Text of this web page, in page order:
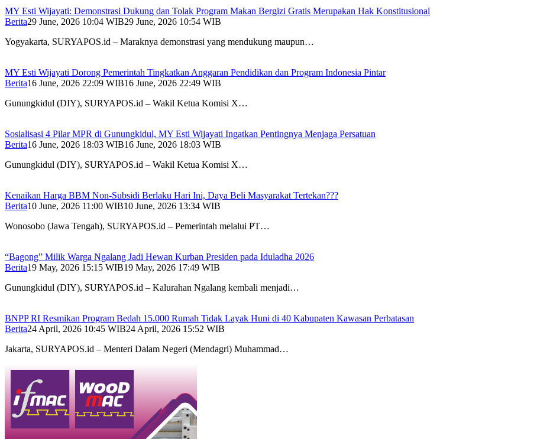
MY Esti Wijayati: Demonstrasi Dukung dan Tolak Program Makan Bergizi Gratis Merupakan Hak Konstitusional
Berita29 June, 2026 10:04 WIB29 June, 2026 10:54 WIB
Yogyakarta, SURYAPOS.id – Maraknya demonstrasi yang mendukung maupun…
MY Esti Wijayati Dorong Pemerintah Tingkatkan Anggaran Pendidikan dan Program Indonesia Pintar
Berita16 June, 2026 22:09 WIB16 June, 2026 22:49 WIB
Gunungkidul (DIY), SURYAPOS.id – Wakil Ketua Komisi X…
Sosialisasi 4 Pilar MPR di Gunungkidul, MY Esti Wijayati Ingatkan Pentingnya Menjaga Persatuan
Berita16 June, 2026 18:03 WIB16 June, 2026 18:03 WIB
Gunungkidul (DIY), SURYAPOS.id – Wakil Ketua Komisi X…
Kenaikan Harga BBM Non-Subsidi Berlaku Hari Ini, Daya Beli Masyarakat Tertekan???
Berita10 June, 2026 11:00 WIB10 June, 2026 13:34 WIB
Wonosobo (Jawa Tengah), SURYAPOS.id – Pemerintah melalui PT…
“Bagong” Milik Warga Ngalang Jadi Hewan Kurban Presiden pada Iduladha 2026
Berita19 May, 2026 15:15 WIB19 May, 2026 17:49 WIB
Gunungkidul (DIY), SURYAPOS.id – Kalurahan Ngalang kembali menjadi…
BNPP RI Resmikan Program Bedah 15.000 Rumah Tidak Layak Huni di 40 Kabupaten Kawasan Perbatasan
Berita24 April, 2026 10:45 WIB24 April, 2026 15:52 WIB
Jakarta, SURYAPOS.id – Menteri Dalam Negeri (Mendagri) Muhammad…